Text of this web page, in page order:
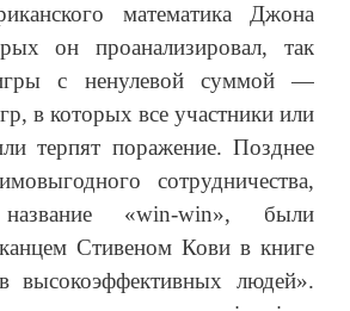
математика Джона
он проанализировал, так
с ненулевой суммой —
в которых все участники или
терпят поражение. Позднее
сотрудничества,
«win-win», были
Стивеном Кови в книге
высокоэффективных людей».